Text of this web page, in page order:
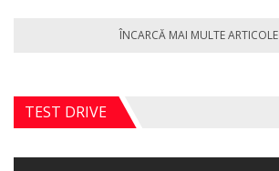
ÎNCARCĂ MAI MULTE ARTICOLE
TEST DRIVE